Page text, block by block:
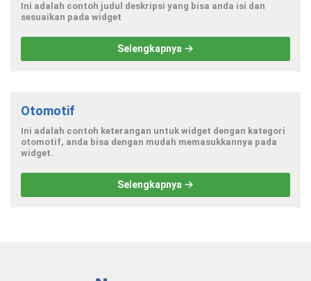
Ini adalah contoh judul deskripsi yang bisa anda isi dan
sesuaikan pada widget
Selengkapnya
Otomotif
Ini adalah contoh keterangan untuk widget dengan kategori
otomotif, anda bisa dengan mudah memasukkannya pada
widget.
Selengkapnya